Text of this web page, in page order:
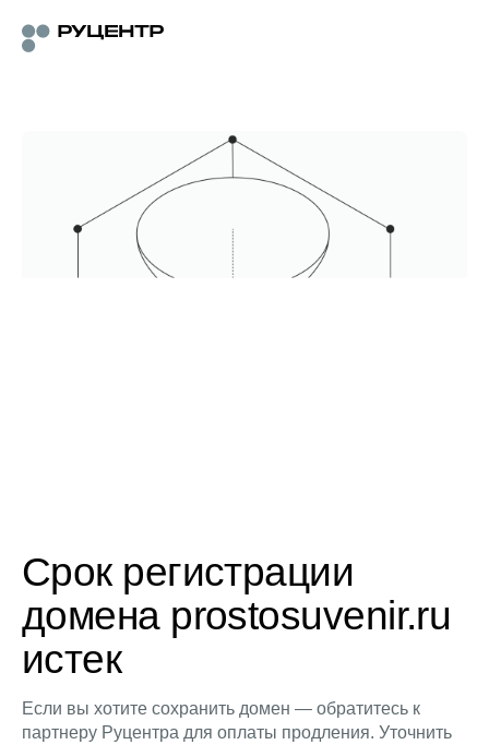
Срок регистрации
домена prostosuvenir.ru
истек
Если вы хотите сохранить домен — обратитесь к
партнеру Руцентра для оплаты продления. Уточнить